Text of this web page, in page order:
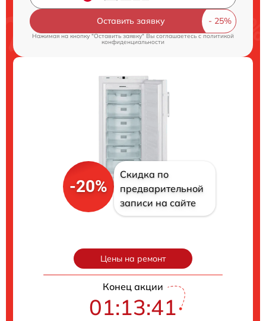
Оставить заявку
Нажимая на кнопку "Оставить заявку" Вы соглашаетесь cполитикой
конфиденциальности
-20%
Скидка по
предварительной
записи на сайте
Цены на ремонт
Конец акции
01:13:40